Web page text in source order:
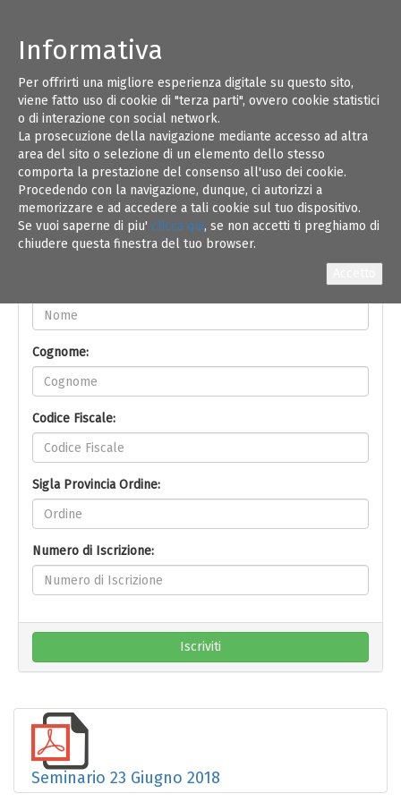
Informativa
Per offrirti una migliore esperienza digitale su questo sito,
viene fatto uso di cookie di "terza parti", ovvero cookie statistici
o di interazione con social network.
La prosecuzione della navigazione mediante accesso ad altra
area del sito o selezione di un elemento dello stesso
comporta la prestazione del consenso all'uso dei cookie.
Procedendo con la navigazione, dunque, ci autorizzi a
memorizzare e ad accedere a tali cookie sul tuo dispositivo.
Se vuoi saperne di piu' clicca qui, se non accetti ti preghiamo di
chiudere questa finestra del tuo browser.
11
GIU 18
Iscrizione On-line
Cognome:
Codice Fiscale:
Sigla Provincia Ordine:
Numero di Iscrizione:
Iscriviti
Seminario 23 Giugno 2018